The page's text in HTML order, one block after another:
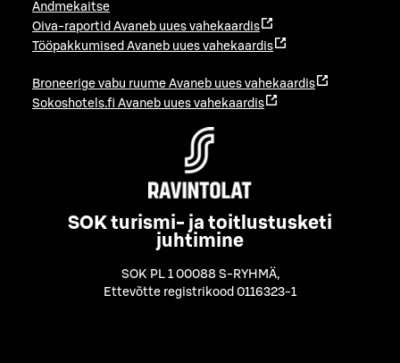
Andmekaitse
Oiva-raportid Avaneb uues vahekaardis
Tööpakkumised Avaneb uues vahekaardis
Broneerige vabu ruume Avaneb uues vahekaardis
Sokoshotels.fi Avaneb uues vahekaardis
SOK turismi- ja toitlustusketi
juhtimine
SOK PL 1 00088 S-RYHMÄ,
Ettevõtte registrikood 0116323-1